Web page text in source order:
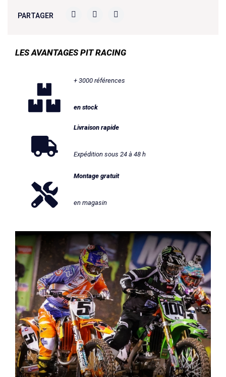
PARTAGER
LES AVANTAGES PIT RACING
+ 3000 références
en stock
Livraison rapide
Expédition sous 24 à 48 h
Montage gratuit
en magasin